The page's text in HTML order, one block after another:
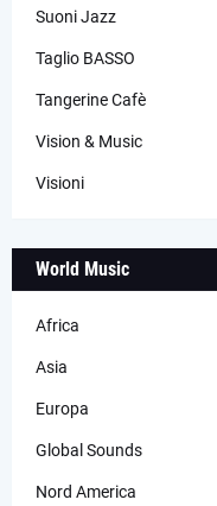
Suoni Jazz
Taglio BASSO
Tangerine Cafè
Vision & Music
Visioni
World Music
Africa
Asia
Europa
Global Sounds
Nord America